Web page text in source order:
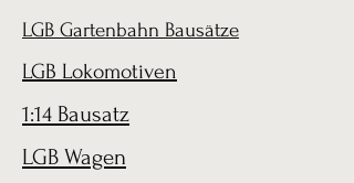
LGB Gartenbahn Bausätze
LGB Lokomotiven
1:14 Bausatz
LGB Wagen